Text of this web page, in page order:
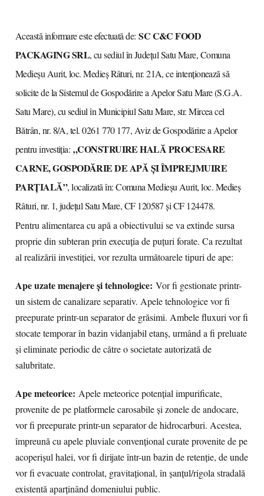
Această informare este efectuată de:SC C&C FOOD
PACKAGING SRL, cu sediul în Județul Satu Mare, Comuna
Medieșu Aurit, loc. Medieș Râturi, nr. 21A, ce intenționează să
solicite de la Sistemul de Gospodărire a Apelor Satu Mare (S.G.A.
Satu Mare), cu sediul în Municipiul Satu Mare, str. Mircea cel
Bătrân, nr. 8/A, tel. 0261 770 177, Aviz de Gospodărire a Apelor
pentru investiția: „CONSTRUIRE HALĂ PROCESARE
CARNE, GOSPODĂRIE DE APĂ ȘI ÎMPREJMUIRE
PARȚIALĂ”, localizată în: Comuna Medieșu Aurit, loc. Medieș
Râturi, nr. 1, județul Satu Mare, CF 120587 și CF 124478.
Pentru alimentarea cu apă a obiectivului se va extinde sursa
proprie din subteran prin execuția de puțuri forate. Ca rezultat
al realizării investiției, vor rezulta următoarele tipuri de ape:
Ape uzate menajere și tehnologice: Vor fi gestionate printr-
un sistem de canalizare separativ. Apele tehnologice vor fi
preepurate printr-un separator de grăsimi. Ambele fluxuri vor fi
stocate temporar în bazin vidanjabil etanș, urmând a fi preluate
și eliminate periodic de către o societate autorizată de
salubritate.
Ape meteorice: Apele meteorice potențial impurificate,
provenite de pe platformele carosabile și zonele de andocare,
vor fi preepurate printr-un separator de hidrocarburi. Acestea,
împreună cu apele pluviale convențional curate provenite de pe
acoperișul halei, vor fi dirijate într-un bazin de retenție, de unde
vor fi evacuate controlat, gravitațional, în șanțul/rigola stradală
existentă aparținând domeniului public.